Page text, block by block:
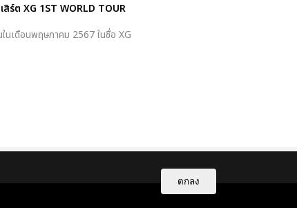
ร์ต XG 1ST WORLD TOUR
นเดือนพฤษภาคม 2567 ในชื่อ XG
ตกลง